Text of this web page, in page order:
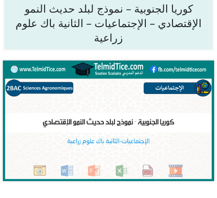
كوريا الجنوبية – نموذج لبلد حديث النمو
الإقتصادي – الإجتماعيات – الثانية باك علوم
زراعية